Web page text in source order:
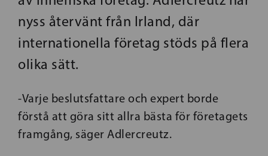
nyss återvänt från Irland, där
internationella företag stöds på flera
olika sätt.
-Varje beslutsfattare och expert borde
förstå att göra sitt allra bästa för företagets
framgång, säger Adlercreutz.